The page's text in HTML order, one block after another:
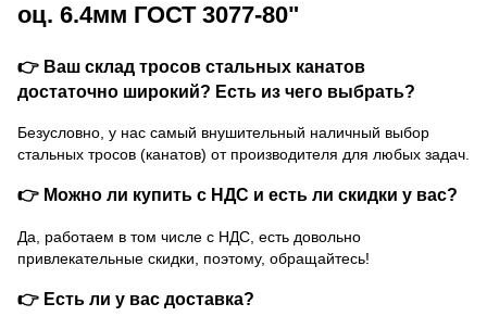
оц. 6.4мм ГОСТ 3077-80"
👉 Ваш склад тросов стальных канатов
достаточно широкий? Есть из чего выбрать?
Безусловно, у нас самый внушительный наличный выбор
стальных тросов (канатов) от производителя для любых задач.
👉 Можно ли купить с НДС и есть ли скидки у вас?
Да, работаем в том числе с НДС, есть довольно
привлекательные скидки, поэтому, обращайтесь!
👉 Есть ли у вас доставка?